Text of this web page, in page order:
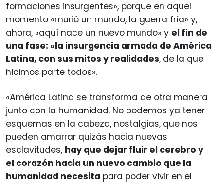
formaciones insurgentes», porque en aquel
momento «murió un mundo, la guerra fría» y,
ahora, «aquí nace un nuevo mundo» y el fin de
una fase: «la insurgencia armada de América
Latina, con sus mitos y realidades, de la que
hicimos parte todos».
«América Latina se transforma de otra manera
junto con la humanidad. No podemos ya tener
esquemas en la cabeza, nostalgias, que nos
pueden amarrar quizás hacia nuevas
esclavitudes, hay que dejar fluir el cerebro y
el corazón hacia un nuevo cambio que la
humanidad necesita para poder vivir en el